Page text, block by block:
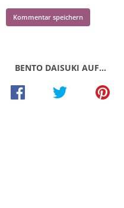
BENTO DAISUKI AUF…